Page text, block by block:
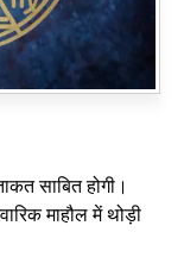
साबित होगी।
माहौल में थोड़ी